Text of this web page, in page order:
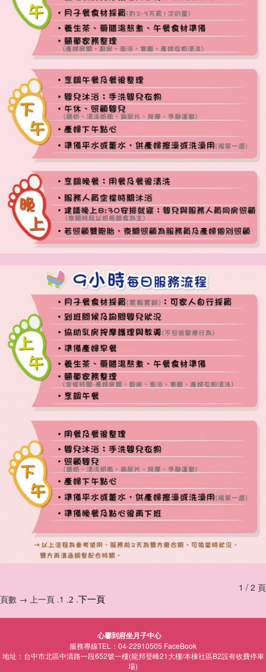
1 / 2 頁
頁數 → 上一頁 .1 .2 .下一頁
心馨到府坐月子中心
服務專線TEL：04-22910505 FaceBook
地址：台中市北區中清路一段652號一樓(龍邦登峰21大樓/本棟社區B2設有收費停車
場)